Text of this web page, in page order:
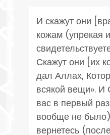
И скажут они
кожам (упрекая
Скажут они [их
дал Аллах,
всякой вещи».
вас в первый
вообще не
вернетесь